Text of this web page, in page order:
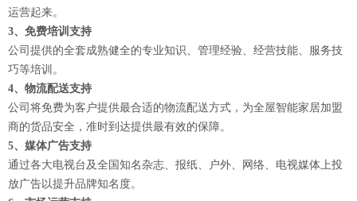
运营起来。
3、免费培训支持
公司提供的全套成熟健全的专业知识、管理经验、经营技能、服务技
巧等培训。
4、物流配送支持
公司将免费为客户提供最合适的物流配送方式，为全屋智能家居加盟
商的货品安全，准时到达提供最有效的保障。
5、媒体广告支持
通过各大电视台及全国知名杂志、报纸、户外、网络、电视媒体上投
放广告以提升品牌知名度。